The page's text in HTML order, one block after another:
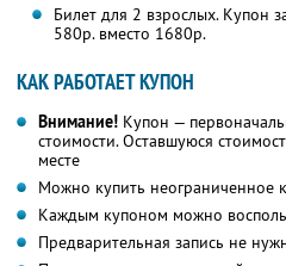
Билет для 2 взрослых. Купон
580р. вместо 1680р.
КАК РАБОТАЕТ КУПОН
Внимание! Купон —
стоимости. Оставшуюся
месте
Можно купить неограниченное
Каждым купоном можно
Предварительная запись не